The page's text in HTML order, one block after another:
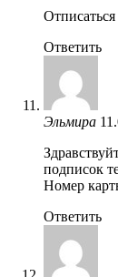
Отписаться
Ответить
Эльмира
подписок
Номер
Ответить